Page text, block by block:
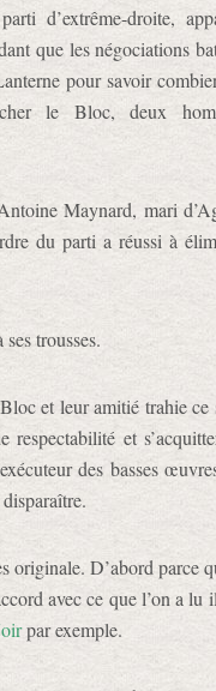
d’extrême-droite,
que les négociations
pour savoir
le Bloc, deux
Maynard, mari
du parti a réussi à
trousses.
et leur amitié trahie ce
et
des basses
D’abord parce
avec ce que l’on a lu
par exemple.